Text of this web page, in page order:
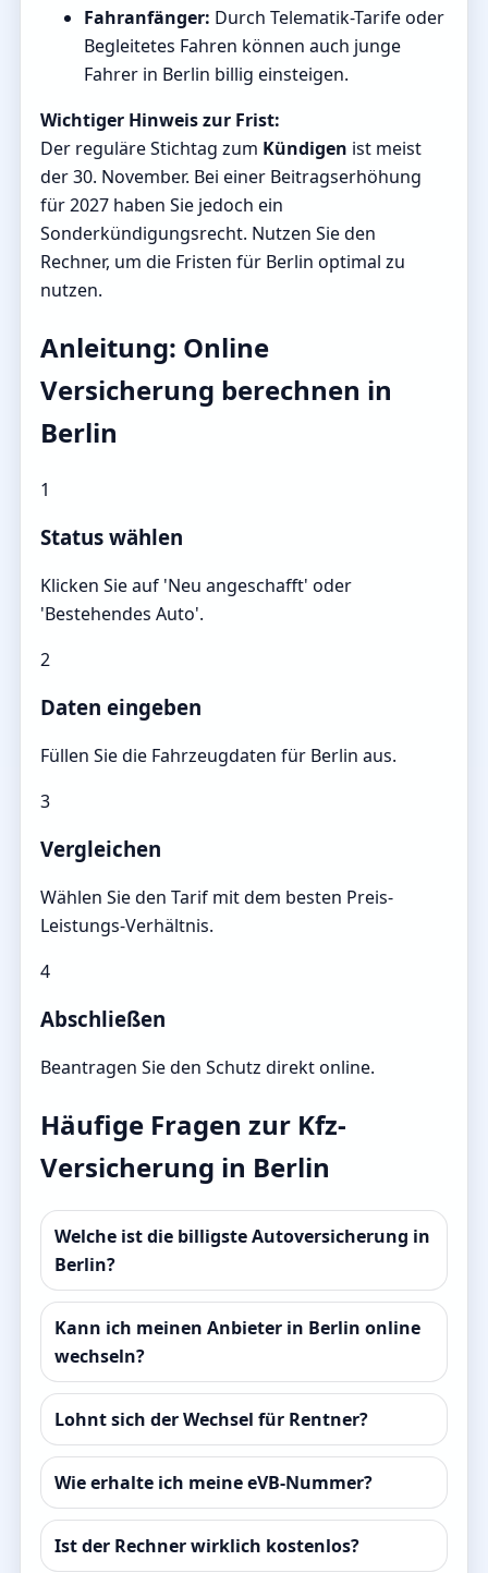
Fahranfänger: Durch Telematik-Tarife oder
Begleitetes Fahren können auch junge
Fahrer in Berlin billig einsteigen.
Wichtiger Hinweis zur Frist:
Der reguläre Stichtag zum Kündigen ist meist
der 30. November. Bei einer Beitragserhöhung
für 2027 haben Sie jedoch ein
Sonderkündigungsrecht. Nutzen Sie den
Rechner, um die Fristen für Berlin optimal zu
nutzen.
Anleitung: Online
Versicherung berechnen in
Berlin
1
Status wählen
Klicken Sie auf 'Neu angeschafft' oder
'Bestehendes Auto'.
2
Daten eingeben
Füllen Sie die Fahrzeugdaten für Berlin aus.
3
Vergleichen
Wählen Sie den Tarif mit dem besten Preis-
Leistungs-Verhältnis.
4
Abschließen
Beantragen Sie den Schutz direkt online.
Häufige Fragen zur Kfz-
Versicherung in Berlin
Welche ist die billigste Autoversicherung in
Berlin?
Kann ich meinen Anbieter in Berlin online
wechseln?
Lohnt sich der Wechsel für Rentner?
Wie erhalte ich meine eVB-Nummer?
Ist der Rechner wirklich kostenlos?